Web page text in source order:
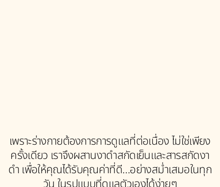
เพราะร่างกายต้องการการดูแลที่ต่อเนื่อง ไม่ใช่เพียง
ครั้งเดียว เราจึงผสานงาดำสกัดเย็นและสารสกัดงา
ดำ เพื่อให้คุณได้รับคุณค่าที่ดี…อย่างสม่ำเสมอในทุก